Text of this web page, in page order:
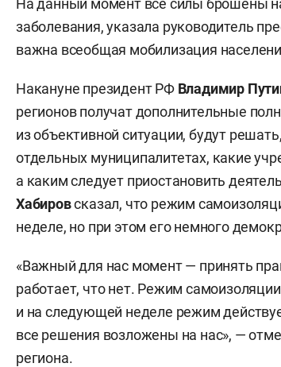
На данный момент все силы брошены
заболевания, указала руководитель
важна всеобщая мобилизация
Накануне президент РФ Владимир
регионов получат дополнительные
из объективной ситуации, будут
отдельных муниципалитетах, какие
а каким следует приостановить
Хабировсказал, что режим
неделе, но при этом его немного
«Важный для нас момент — принять
работает, что нет. Режим
и на следующей неделе режим
все решения возложены на нас», —
региона.